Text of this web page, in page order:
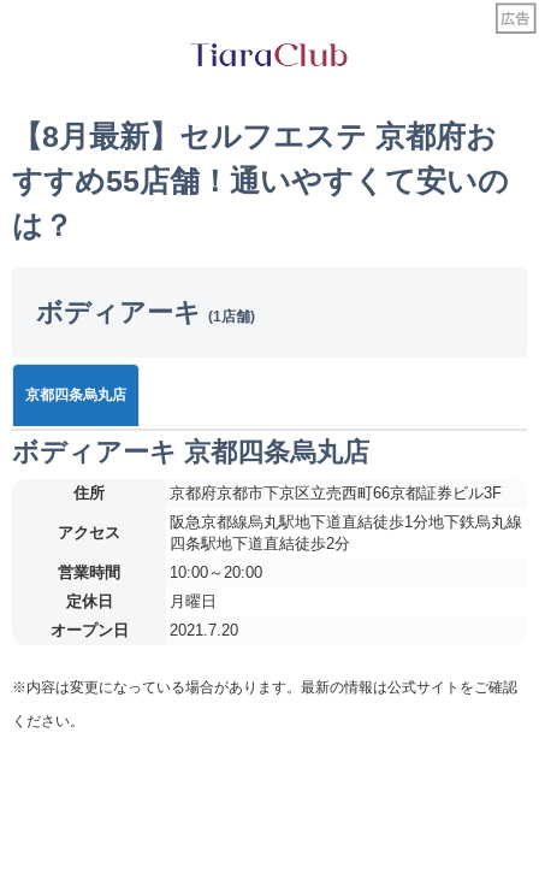
【8月最新】セルフエステ 京都府お
すすめ55店舗！通いやすくて安いの
は？
ボディアーキ (1店舗)
京都四条烏丸店
ボディアーキ 京都四条烏丸店
住所 京都府京都市下京区立売西町66京都証券ビル3F
アクセス
阪急京都線烏丸駅地下道直結徒歩1分地下鉄烏丸線
四条駅地下道直結徒歩2分
営業時間
10:00～20:00
定休日
月曜日
オープン日
2021.7.20
※内容は変更になっている場合があります。最新の情報は公式サイトをご確認
ください。